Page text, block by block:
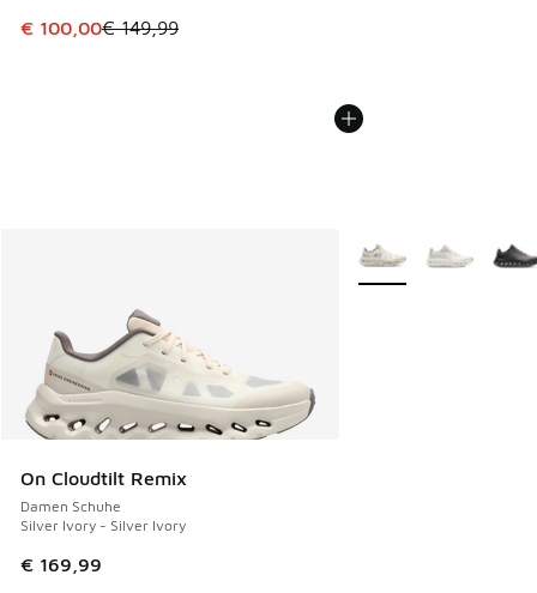
Dieser Artikel ist im Sale. Der Preis ist von € 149,99 auf €
€ 100,00€ 149,99
On Cloudtilt Remix
Damen Schuhe
Silver Ivory - Silver Ivory
€ 169,99
Weitere Farben